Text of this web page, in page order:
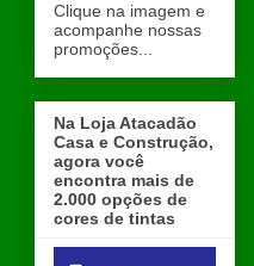
Clique na imagem e
acompanhe nossas
promoções...
Na Loja Atacadão
Casa e Construção,
agora você
encontra mais de
2.000 opções de
cores de tintas